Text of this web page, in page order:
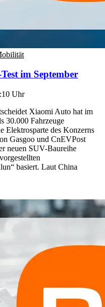
im September
Uhr
Xiaomi Auto hat im
30.000 Fahrzeuge
Elektrosparte des Konzerns
Gasgoo und CnEVPost
neuen SUV-Baureihe
basiert. Laut China